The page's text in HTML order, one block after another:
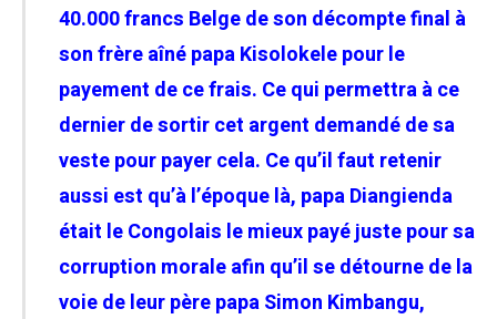
40.000 francs Belge de son décompte final à
son frère aîné papa Kisolokele pour le
payement de ce frais. Ce qui permettra à ce
dernier de sortir cet argent demandé de sa
veste pour payer cela. Ce qu’il faut retenir
aussi est qu’à l’époque là, papa Diangienda
était le Congolais le mieux payé juste pour sa
corruption morale afin qu’il se détourne de la
voie de leur père papa Simon Kimbangu,